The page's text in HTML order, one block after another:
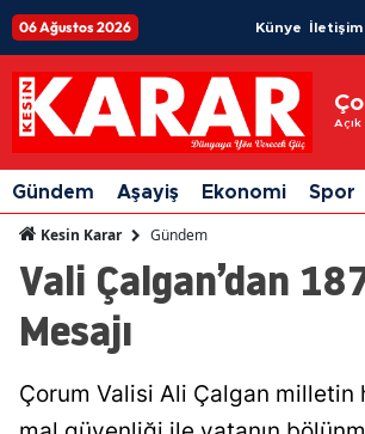
06 Ağustos 2026 Künye İletişim
Açık
Gündem Aşayiş Ekonomi Spor
Kesin Karar Gündem
Vali Çalgan’dan
Mesajı
Çorum Valisi Ali Çalgan milletin